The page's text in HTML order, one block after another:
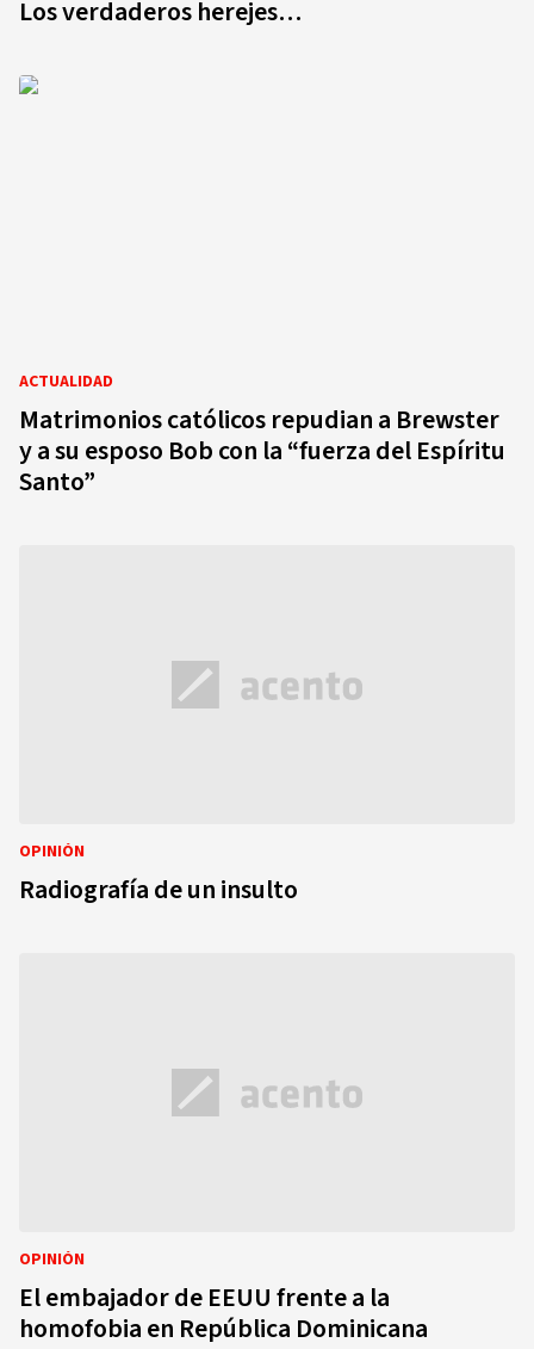
Los verdaderos herejes…
ACTUALIDAD
Matrimonios católicos repudian a Brewster
y a su esposo Bob con la “fuerza del Espíritu
Santo”
OPINIÓN
Radiografía de un insulto
OPINIÓN
El embajador de EEUU frente a la
homofobia en República Dominicana